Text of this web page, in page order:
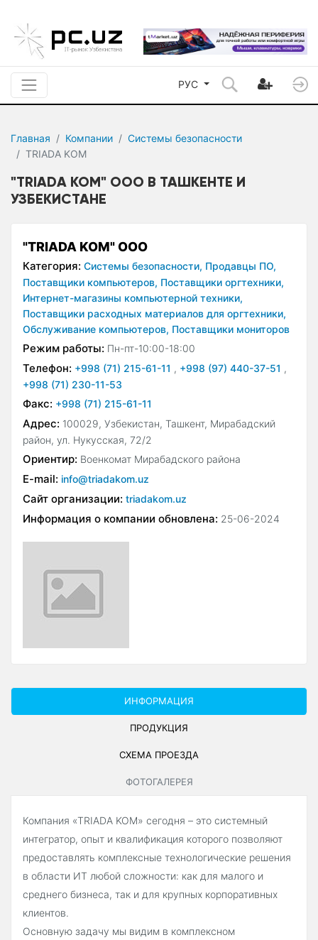
РУС
Главная Компании
Системы безопасности
TRIADA KOM
"TRIADA KOM" OOO В ТАШКЕНТЕ И
УЗБЕКИСТАНЕ
"TRIADA KOM" OOO
Категория: Системы безопасности, Продавцы ПО,
Поставщики компьютеров, Поставщики оргтехники,
Интернет-магазины компьютерной техники,
Поставщики расходных материалов для оргтехники,
Обслуживание компьютеров, Поставщики мониторов
Режим работы: Пн-пт-10:00-18:00
Телефон: +998 (71) 215-61-11 , +998 (97) 440-37-51 ,
+998 (71) 230-11-53
Факс: +998 (71) 215-61-11
Адрес: 100029, Узбекистан, Ташкент, Мирабадский
район, ул. Нукусская, 72/2
Ориентир: Военкомат Мирабадского района
E-mail: info@triadakom.uz
Сайт организации: triadakom.uz
Информация о компании обновлена: 25-06-2024
ИНФОРМАЦИЯ
ПРОДУКЦИЯ
СХЕМА ПРОЕЗДА
ФОТОГАЛЕРЕЯ
Компания «TRIADA KOM» сегодня – это системный
интегратор, опыт и квалификация которого позволяют
предоставлять комплексные технологические решения
в области ИТ любой сложности: как для малого и
среднего бизнеса, так и для крупных корпоративных
клиентов.
Основную задачу мы видим в комплексном